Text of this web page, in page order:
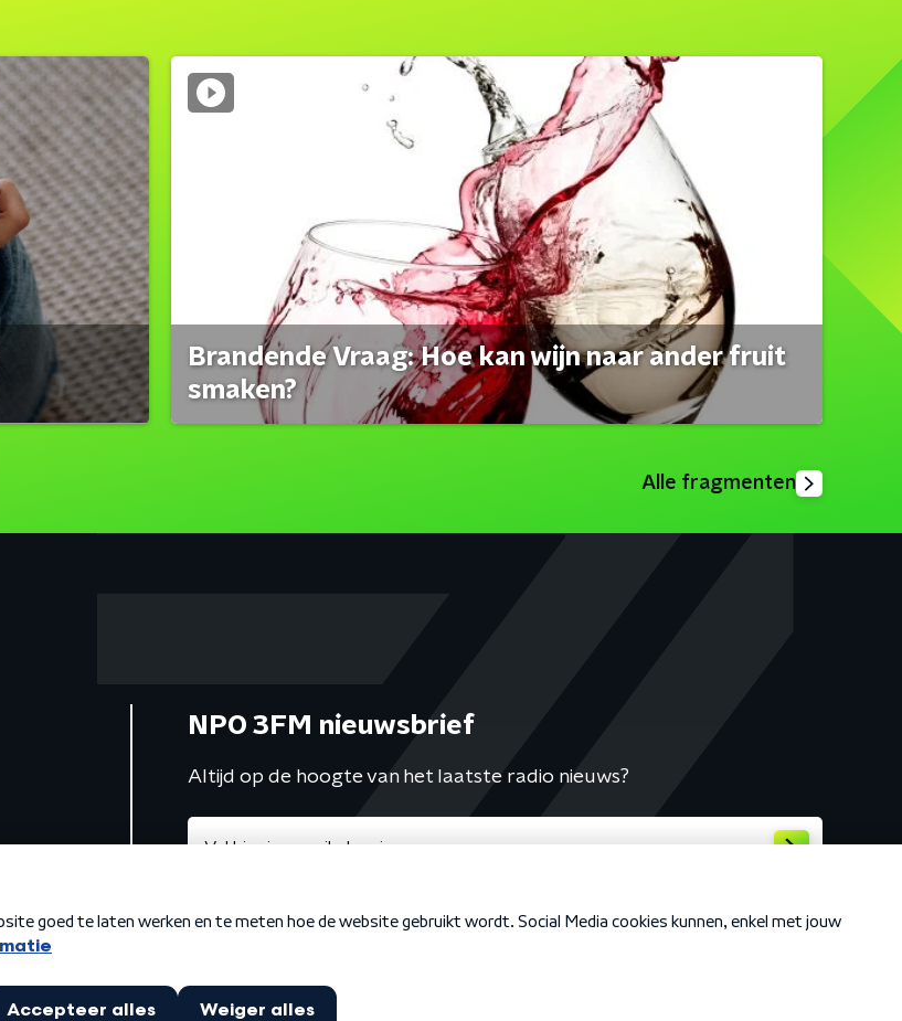
Brandende Vraag: Hoe kan wijn naar ander fruit
smaken?
Alle fragmenten
NPO 3FM nieuwsbrief
Altijd op de hoogte van het laatste radio nieuws?